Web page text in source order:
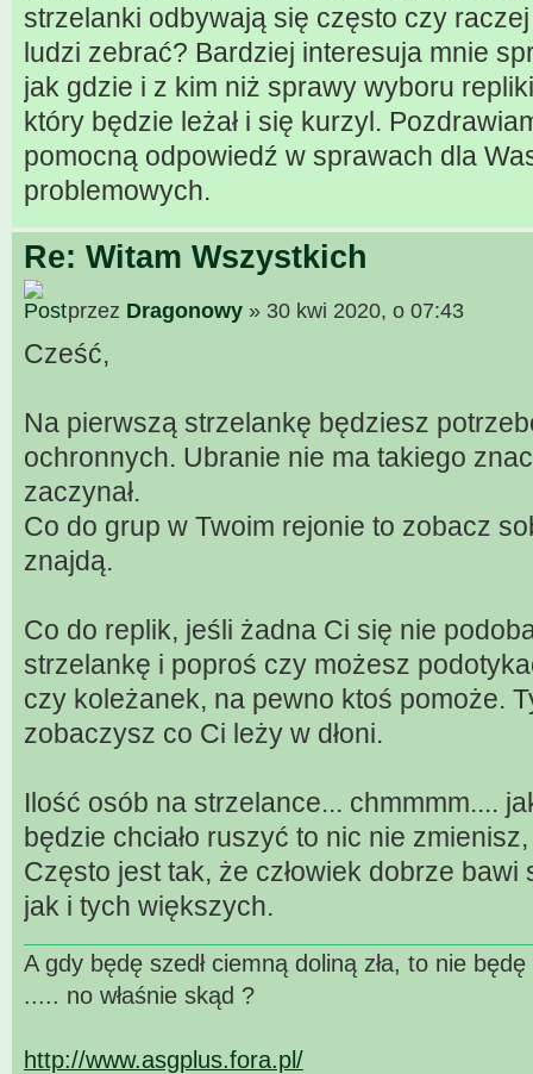
strzelanki odbywają się często czy
ludzi zebrać? Bardziej interesuja mnie
jak gdzie i z kim niż sprawy wyboru
który będzie leżał i się kurzyl.
pomocną odpowiedź w sprawach dla
problemowych.
Re: Witam Wszystkich
przez Dragonowy » 30 kwi 2020, o 07:43
Cześć,
Na pierwszą strzelankę będziesz
ochronnych. Ubranie nie ma takiego
zaczynał.
Co do grup w Twoim rejonie to zobacz
znajdą.
Co do replik, jeśli żadna Ci się nie
strzelankę i poproś czy możesz
czy koleżanek, na pewno ktoś pomoże.
zobaczysz co Ci leży w dłoni.
Ilość osób na strzelance... chmmmm....
będzie chciało ruszyć to nic nie
Często jest tak, że człowiek dobrze
jak i tych większych.
A gdy będę szedł ciemną doliną zła, to nie
..... no właśnie skąd ?
http://www.asgplus.fora.pl/